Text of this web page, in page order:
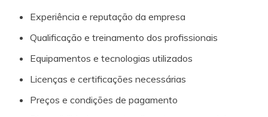
Experiência e reputação da empresa
Qualificação e treinamento dos profissionais
Equipamentos e tecnologias utilizados
Licenças e certificações necessárias
Preços e condições de pagamento